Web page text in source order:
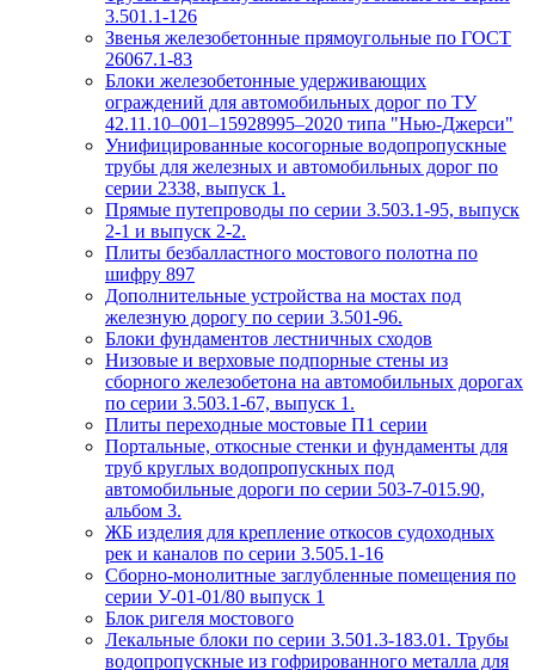
3.501.1-126
Звенья железобетонные прямоугольные по ГОСТ
26067.1-83
Блоки железобетонные удерживающих
ограждений для автомобильных дорог по ТУ
42.11.10–001–15928995–2020 типа "Нью-Джерси"
Унифицированные косогорные водопропускные
трубы для железных и автомобильных дорог по
серии 2338, выпуск 1.
Прямые путепроводы по серии 3.503.1-95, выпуск
2-1 и выпуск 2-2.
Плиты безбалластного мостового полотна по
шифру 897
Дополнительные устройства на мостах под
железную дорогу по серии 3.501-96.
Блоки фундаментов лестничных сходов
Низовые и верховые подпорные стены из
сборного железобетона на автомобильных дорогах
по серии 3.503.1-67, выпуск 1.
Плиты переходные мостовые П1 серии
Портальные, откосные стенки и фундаменты для
труб круглых водопропускных под
автомобильные дороги по серии 503-7-015.90,
альбом 3.
ЖБ изделия для крепление откосов судоходных
рек и каналов по серии 3.505.1-16
Сборно-монолитные заглубленные помещения по
серии У-01-01/80 выпуск 1
Блок ригеля мостового
Лекальные блоки по серии 3.501.3-183.01. Трубы
водопропускные из гофрированного металла для